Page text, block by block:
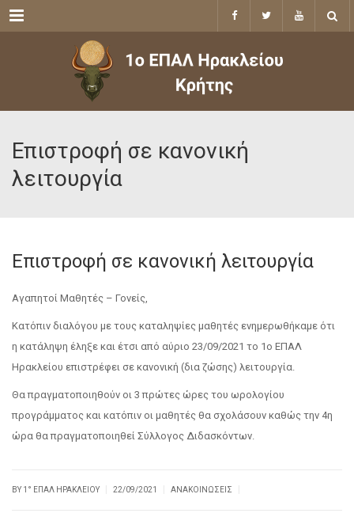
Menu
Επιστροφή σε κανονική
λειτουργία
Επιστροφή σε κανονική λειτουργία
Αγαπητοί Μαθητές – Γονείς,
Κατόπιν διαλόγου με τους καταληψίες μαθητές ενημερωθήκαμε ότι
η κατάληψη έληξε και έτσι από αύριο 23/09/2021 το 1ο ΕΠΑΛ
Ηρακλείου επιστρέφει σε κανονική (δια ζώσης) λειτουργία.
Θα πραγματοποιηθούν οι 3 πρώτες ώρες του ωρολογίου
προγράμματος και κατόπιν οι μαθητές θα σχολάσουν καθώς την 4η
ώρα θα πραγματοποιηθεί Σύλλογος Διδασκόντων.
BY1° ΕΠΑΛ ΗΡΑΚΛΕΊΟΥ 22/09/2021 ΑΝΑΚΟΙΝΏΣΕΙΣ